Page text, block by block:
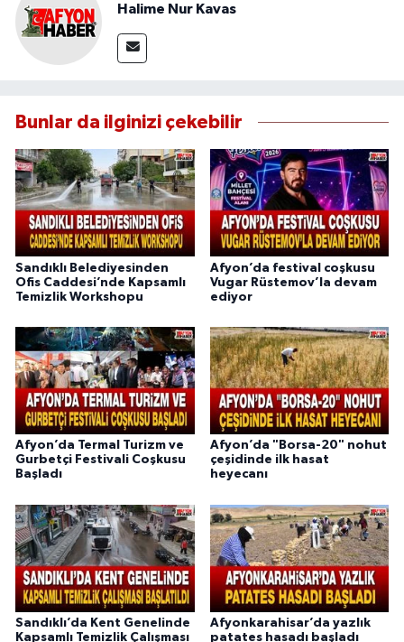
Halime Nur Kavas
Bunlar da ilginizi çekebilir
Sandıklı Belediyesinden
Ofis Caddesi’nde Kapsamlı
Temizlik Workshopu
Afyon’da festival coşkusu
Vugar Rüstemov’la devam
ediyor
Afyon’da Termal Turizm ve
Gurbetçi Festivali Coşkusu
Başladı
Afyon’da "Borsa-20" nohut
çeşidinde ilk hasat
heyecanı
Sandıklı’da Kent Genelinde
Kapsamlı Temizlik Çalışması
Afyonkarahisar’da yazlık
patates hasadı başladı